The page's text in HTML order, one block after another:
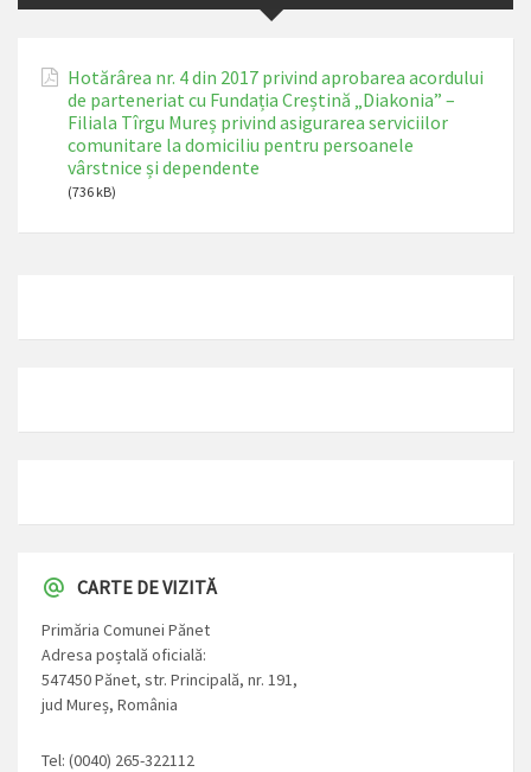
Hotărârea nr. 4 din 2017 privind aprobarea acordului
de parteneriat cu Fundația Creștină „Diakonia” –
Filiala Tîrgu Mureș privind asigurarea serviciilor
comunitare la domiciliu pentru persoanele
vârstnice și dependente
(736 kB)
CARTE DE VIZITĂ
Primăria Comunei Pănet
Adresa poștală oficială:
547450 Pănet, str. Principală, nr. 191,
jud Mureș, România
Tel: (0040) 265-322112